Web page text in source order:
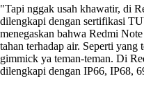
"Tapi nggak usah khawatir, di
dilengkapi dengan sertifikasi
menegaskan bahwa Redmi
tahan terhadap air. Seperti
gimmick ya teman-teman. Di
dilengkapi dengan IP66, IP68,